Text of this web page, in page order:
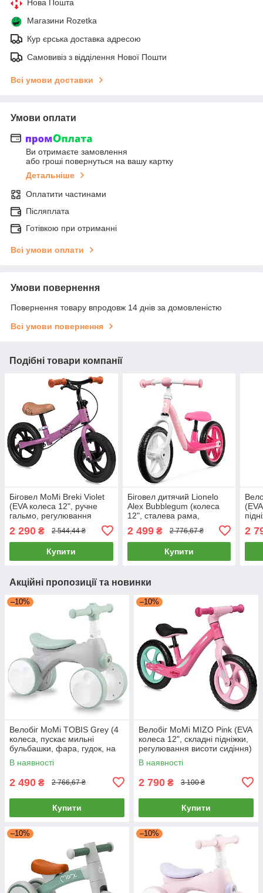
Нова Пошта
Магазини Rozetka
Кур єрська доставка адресою
Самовивіз з відділення Нової Пошти
Всі умови доставки
Умови оплати
Ви отримаєте замовлення
або гроші повернуться на вашу картку
Детальніше
Оплатити частинами
Післяплата
Готівкою при отриманні
Всі умови оплати
Умови повернення
Повернення товару впродовж 14 днів за домовленістю
Всі умови повернення
Подібні товари компанії
Біговел MoMi Breki Violet
(EVA колеса 12", ручне
гальмо, регулювання
висоти сидіння та керма)
Фіолетовий
2 290 ₴ 2 544,44 ₴
Купити
Біговел дитячий Lionelo
Alex Bubblegum (колеса
12", сталева рама,
регулювання сидіння та
керма) Рожевий
2 499₴ 2 776,67 ₴
Купити
2
Акційні пропозиції та новинки
–10%
Велобіг MoMi TOBIS Grey (4
колеса, пускає мильні
бульбашки, фара, гудок, на
батарейках) Сіро-Зелений
В наявності
2 490 ₴ 2 766,67 ₴
Купити
–10%
Велобіг MoMi MIZO Pink (EVA
колеса 12", складні підніжки,
регулювання висоти сидіння)
Рожевий
В наявності
2 790 ₴ 3 100 ₴
Купити
–10% –10%